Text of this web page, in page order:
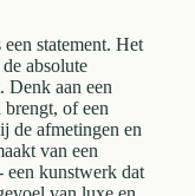
statement. Het
absolute
Denk aan een
of een
de afmetingen en
van een
een kunstwerk dat